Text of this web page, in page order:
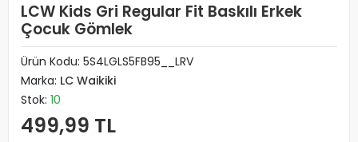
LCW Kids Gri Regular Fit Baskılı Erkek
Çocuk Gömlek
Ürün Kodu: 5S4LGLS5FB95__LRV
Marka: LC Waikiki
Stok: 10
499,99 TL